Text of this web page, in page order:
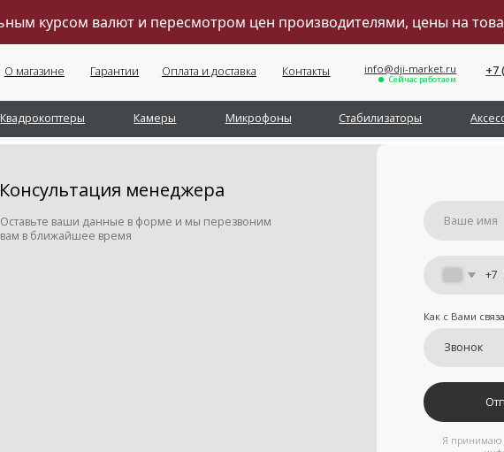
курсом валют и пересмотром цен производителями, цены на
Камеры Микрофоны Стабилизаторы Аксессуары
+7 (495) 211-11-07
Обратный звонок
Сейчас работаем
ваши данные в форме и мы перезвоним
условия передачи
информации